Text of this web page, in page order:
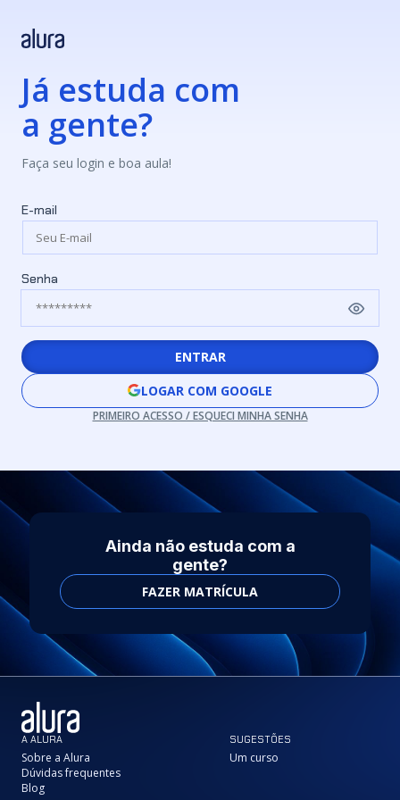
Já estuda com
a gente?
Faça seu login e boa aula!
E-mail
Senha
ENTRAR
LOGAR COM GOOGLE
PRIMEIRO ACESSO / ESQUECI MINHA SENHA
Ainda não estuda com a
gente?
FAZER MATRÍCULA
A ALURA
Sobre a Alura
Dúvidas frequentes
Blog
SUGESTÕES
Um curso